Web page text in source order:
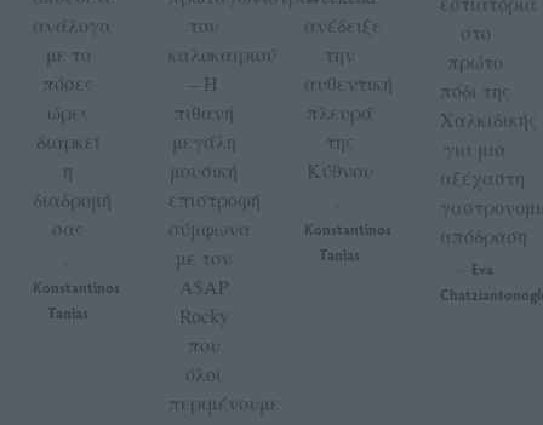
ανάλογα
με το
πόσες
ώρες
διαρκεί
η
διαδρομή
σας
Konstantinos
Tanias
του
καλοκαιριού
– Η
πιθανή
μεγάλη
μουσική
επιστροφή
σύμφωνα
με τον
A$AP
Rocky
που
όλοι
περιμένουμε
ανέδειξε
την
αυθεντική
πλευρά
της
Κύθνου
Konstantinos
Tanias
στο
πρώτο
πόδι της
Χαλκιδικής
για μια
αξέχαστη
απόδραση
Eva